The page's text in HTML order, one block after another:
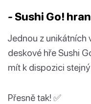
- Sushi Go!
Jednou z unikátních
deskové hře Sushi
mít k dispozici
Přesně tak! ✅